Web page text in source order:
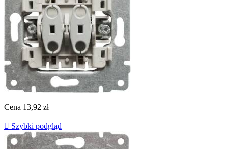
Cena 13,92 zł
 Szybki podgląd